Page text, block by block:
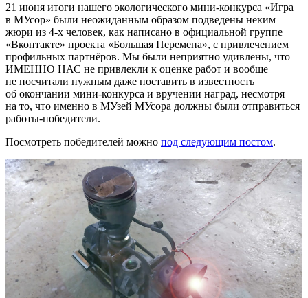
21 июня итоги нашего экологического мини-конкурса «Игра
в МУсор» были неожиданным образом подведены неким
жюри из 4-х человек, как написано в официальной группе
«Вконтакте» проекта «Большая Перемена», с привлечением
профильных партнёров. Мы были неприятно удивлены, что
ИМЕННО НАС не привлекли к оценке работ и вообще
не посчитали нужным даже поставить в известность
об окончании мини-конкурса и вручении наград, несмотря
на то, что именно в МУзей МУсора должны были отправиться
работы-победители.
Посмотреть победителей можно под следующим постом.